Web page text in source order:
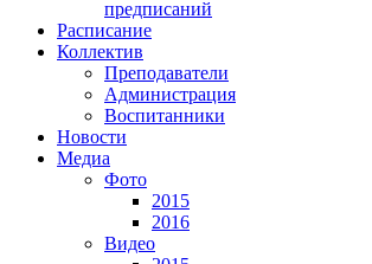
предписаний
Расписание
Коллектив
Преподаватели
Администрация
Воспитанники
Новости
Медиа
Фото
2015
2016
Видео